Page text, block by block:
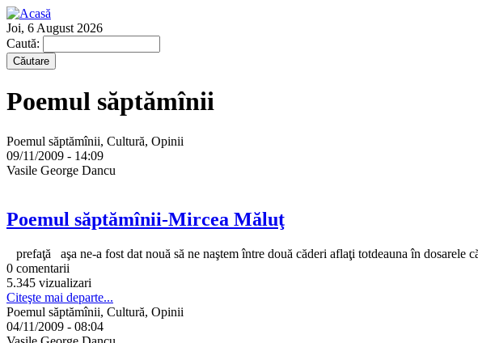
Joi, 6 August 2026
Caută:
Poemul săptămînii
Poemul săptămînii, Cultură, Opinii
09/11/2009 - 14:09
Vasile George Dancu
Poemul săptămînii-Mircea Măluţ
prefaţă aşa ne-a fost dat nouă să ne naştem între două căderi aflaţi totdeauna în
0 comentarii
5.345 vizualizari
Citeşte mai departe...
Poemul săptămînii, Cultură, Opinii
04/11/2009 - 08:04